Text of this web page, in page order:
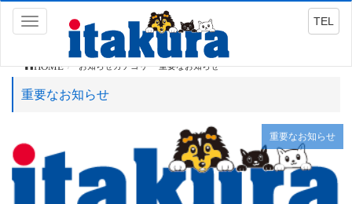
Toggle
navigation
TEL
HOME お知らせカテゴリー 重要なお知らせ
重要なお知らせ
重要なお知らせ